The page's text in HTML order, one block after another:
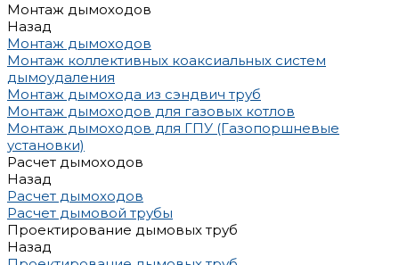
Монтаж дымоходов
Назад
Монтаж дымоходов
Монтаж коллективных коаксиальных систем
дымоудаления
Монтаж дымохода из сэндвич труб
Монтаж дымоходов для газовых котлов
Монтаж дымоходов для ГПУ (Газопоршневые
установки)
Расчет дымоходов
Назад
Расчет дымоходов
Расчет дымовой трубы
Проектирование дымовых труб
Назад